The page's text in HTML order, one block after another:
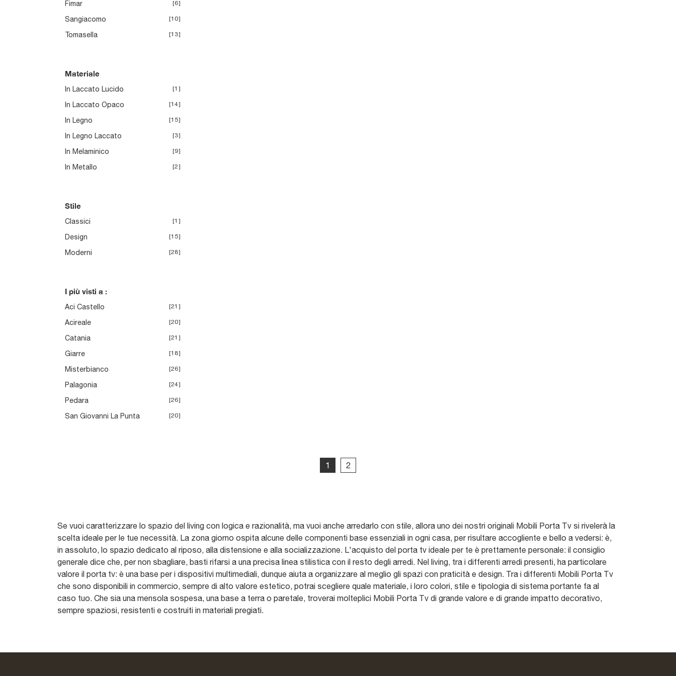
Fimar 6
Sangiacomo 10
Tomasella 13
Materiale
In Laccato Lucido 1
In Laccato Opaco 14
In Legno 15
In Legno Laccato 3
In Melaminico 9
In Metallo 2
Stile
Classici 1
Design 15
Moderni 28
I più visti a :
Aci Castello 21
Acireale 20
Catania 21
Giarre 18
Misterbianco 26
Palagonia 24
Pedara 26
San Giovanni La Punta 20
1 2
Se vuoi caratterizzare lo spazio del living con logica e razionalità, ma vuoi anche arredarlo con stile, allora uno dei nostri originali Mobili Porta Tv si rivelerà la
scelta ideale per le tue necessità. La zona giorno ospita alcune delle componenti base essenziali in ogni casa, per risultare accogliente e bello a vedersi: è,
in assoluto, lo spazio dedicato al riposo, alla distensione e alla socializzazione. L'acquisto del porta tv ideale per te è prettamente personale: il consiglio
generale dice che, per non sbagliare, basti rifarsi a una precisa linea stilistica con il resto degli arredi. Nel living, tra i differenti arredi presenti, ha particolare
valore il porta tv: è una base per i dispositivi multimediali, dunque aiuta a organizzare al meglio gli spazi con praticità e design. Tra i differenti Mobili Porta Tv
che sono disponibili in commercio, sempre di alto valore estetico, potrai scegliere quale materiale, i loro colori, stile e tipologia di sistema portante fa al
caso tuo. Che sia una mensola sospesa, una base a terra o paretale, troverai molteplici Mobili Porta Tv di grande valore e di grande impatto decorativo,
sempre spaziosi, resistenti e costruiti in materiali pregiati.